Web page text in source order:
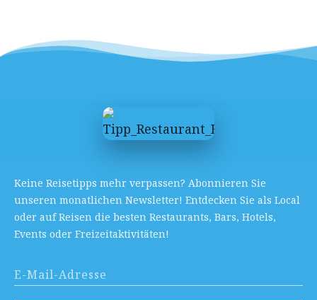
Keine Reisetipps mehr verpassen? Abonnieren Sie
unseren monatlichen Newsletter! Entdecken Sie als Local
oder auf Reisen die besten Restaurants, Bars, Hotels,
Events oder Freizeitaktivitäten!